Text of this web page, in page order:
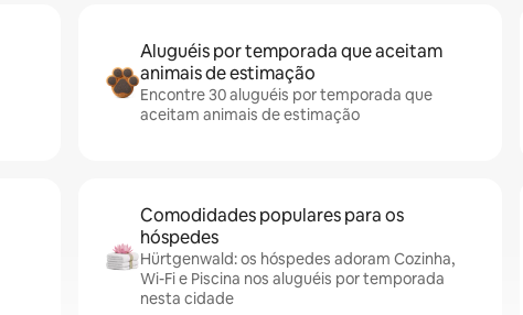
Aluguéis por temporada que aceitam
animais de estimação
Encontre 30 aluguéis por temporada que
aceitam animais de estimação
Comodidades populares para os
hóspedes
Hürtgenwald: os hóspedes adoram Cozinha,
Wi-Fi e Piscina nos aluguéis por temporada
nesta cidade